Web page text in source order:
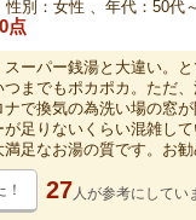
性別：女性 、年代：50代
点
ーパー銭湯と大違い。
までもポカポカ。ただ
ナで換気の為洗い場の窓
が足りないくらい混雑し
足なお湯の質です。お勧
27 人が参考にしてい